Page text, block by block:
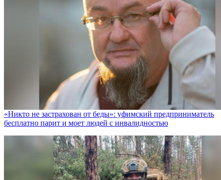
«Никто не заcтрахован от беды»: уфимский предприниматель
бесплатно парит и моет людей с инвалидностью